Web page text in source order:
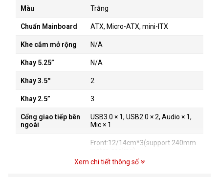
Màu Trắng
Chuẩn Mainboard ATX, Micro-ATX, mini-ITX
Khe cắm mở rộng N/A
Khay 5.25” N/A
Khay 3.5'' 2
Khay 2.5” 3
Cổng giao tiếp bên
ngoài
USB3.0 × 1, USB2.0 × 2, Audio × 1,
Mic × 1
Hệ thống làm mát
Front:12/14cm*3(support 240mm
Top:12/14cm*2(support 240mm
water-cooling)；
Xem chi tiết thông số